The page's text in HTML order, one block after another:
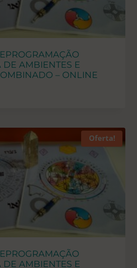
DE AMBIENTES E
– ONLINE
Oferta!
DE AMBIENTES E